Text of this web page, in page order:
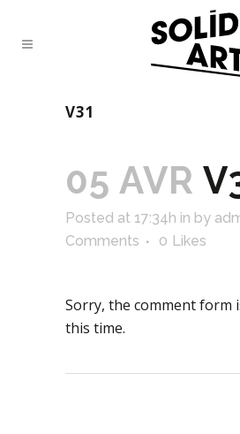
V31
05 AVR
Posted at 17:34h in by
Comments
0 Likes
Sorry, the comment form
this time.